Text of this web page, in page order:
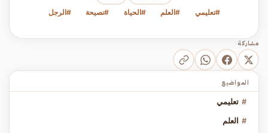
#تعليمي
#العلم #الحياة #نصيحة #الرجل
مشاركة
المواضيع
# تعليمي
# العلم